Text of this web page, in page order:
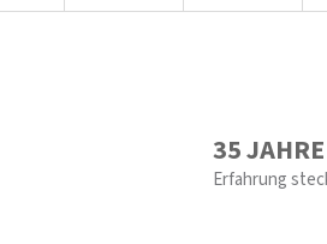
35
Erfahrung